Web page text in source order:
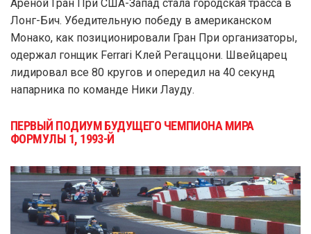
Ареной Гран При США-Запад стала городская трасса в
Лонг-Бич. Убедительную победу в американском
Монако, как позиционировали Гран При организаторы,
одержал гонщик Ferrari Клей Регаццони. Швейцарец
лидировал все 80 кругов и опередил на 40 секунд
напарника по команде Ники Лауду.
ПЕРВЫЙ ПОДИУМ БУДУЩЕГО ЧЕМПИОНА МИРА
ФОРМУЛЫ 1, 1993-Й